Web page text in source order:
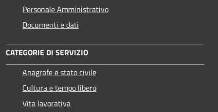
Personale Amministrativo
Documenti e dati
CATEGORIE DI SERVIZIO
Anagrafe e stato civile
Cultura e tempo libero
Vita lavorativa